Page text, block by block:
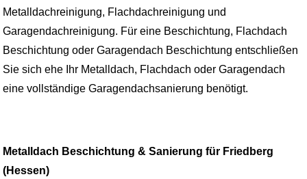
Metalldachreinigung, Flachdachreinigung und
Garagendachreinigung. Für eine Beschichtung, Flachdach
Beschichtung oder Garagendach Beschichtung entschließen
Sie sich ehe Ihr Metalldach, Flachdach oder Garagendach
eine vollständige Garagendachsanierung benötigt.
Metalldach Beschichtung & Sanierung für Friedberg
(Hessen)